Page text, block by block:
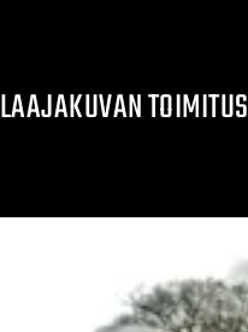
LAAJAKUVAN TOIMITUS